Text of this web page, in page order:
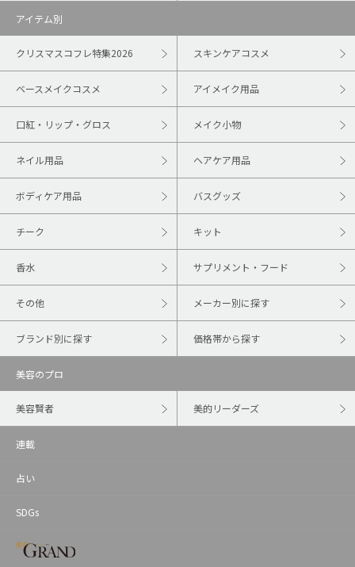
アイテム別
クリスマスコフレ特集2026 スキンケアコスメ
ベースメイクコスメ アイメイク用品
口紅・リップ・グロス メイク小物
ネイル用品 ヘアケア用品
ボディケア用品 バスグッズ
チーク キット
香水 サプリメント・フード
その他 メーカー別に探す
ブランド別に探す 価格帯から探す
美容のプロ
美容賢者 美的リーダーズ
連載
占い
SDGs